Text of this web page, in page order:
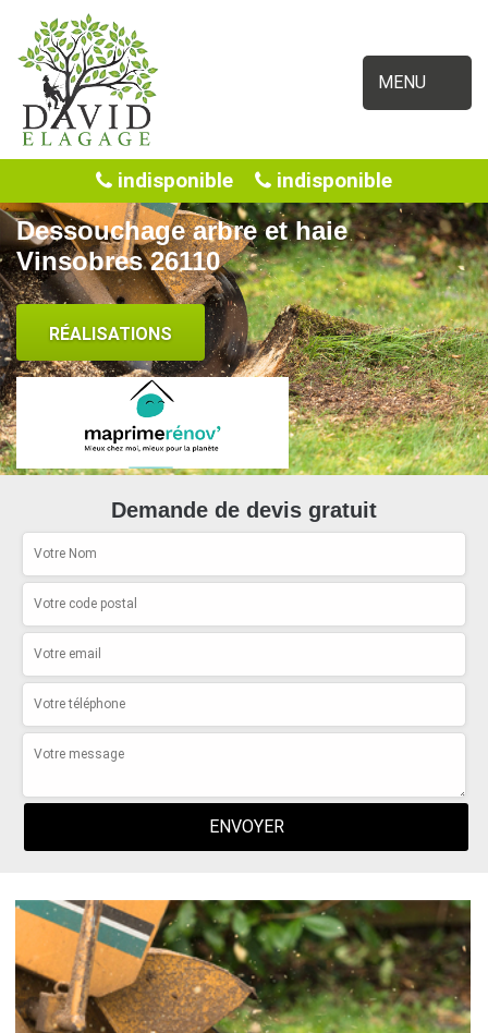
MENU
indisponible indisponible
Dessouchage arbre et haie
Vinsobres 26110
RÉALISATIONS
Demande de devis gratuit